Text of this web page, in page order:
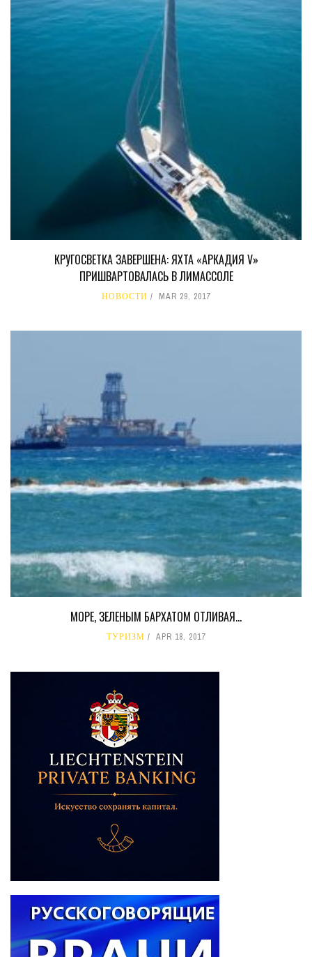
КРУГОСВЕТКА ЗАВЕРШЕНА: ЯХТА «АРКАДИЯ V»
ПРИШВАРТОВАЛАСЬ В ЛИМАССОЛЕ
НОВОСТИ MAR 29, 2017
МОРЕ, ЗЕЛЕНЫМ БАРХАТОМ ОТЛИВАЯ…
ТУРИЗМ APR 18, 2017